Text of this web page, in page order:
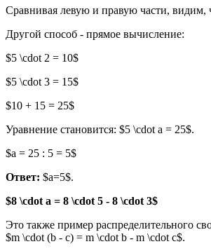
Сравнивая левую и правую части, видим,
Другой способ - прямое вычисление:
$5 \cdot 2 = 10$
$5 \cdot 3 = 15$
$10 + 15 = 25$
Уравнение становится: $5 \cdot a = 25$.
$a = 25 : 5 = 5$
Ответ: $a=5$.
$8 \cdot a = 8 \cdot 5 - 8 \cdot 3$
Это также пример распределительного
$m \cdot (b - c) = m \cdot b - m \cdot c$.